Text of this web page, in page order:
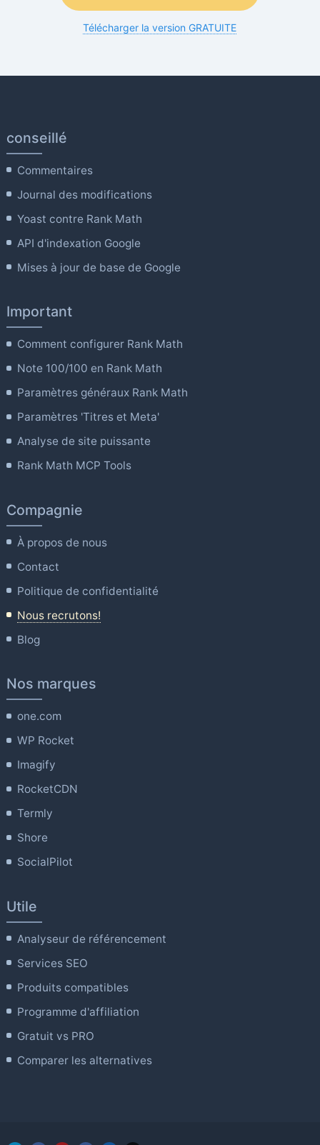
Télécharger la version GRATUITE
conseillé
Commentaires
Journal des modifications
Yoast contre Rank Math
API d'indexation Google
Mises à jour de base de Google
Important
Comment configurer Rank Math
Note 100/100 en Rank Math
Paramètres généraux Rank Math
Paramètres 'Titres et Meta'
Analyse de site puissante
Rank Math MCP Tools
Compagnie
À propos de nous
Contact
Politique de confidentialité
Nous recrutons!
Blog
Nos marques
one.com
WP Rocket
Imagify
RocketCDN
Termly
Shore
SocialPilot
Utile
Analyseur de référencement
Services SEO
Produits compatibles
Programme d'affiliation
Gratuit vs PRO
Comparer les alternatives